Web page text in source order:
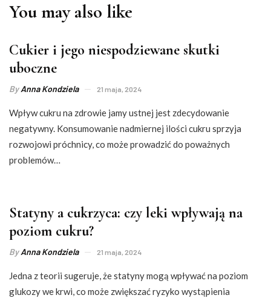
You may also like
Cukier i jego niespodziewane skutki
uboczne
ByAnna Kondziela 21 maja, 2024
Wpływ cukru na zdrowie jamy ustnej jest zdecydowanie
negatywny. Konsumowanie nadmiernej ilości cukru sprzyja
rozwojowi próchnicy, co może prowadzić do poważnych
problemów…
Statyny a cukrzyca: czy leki wpływają na
poziom cukru?
ByAnna Kondziela 21 maja, 2024
Jedna z teorii sugeruje, że statyny mogą wpływać na poziom
glukozy we krwi, co może zwiększać ryzyko wystąpienia